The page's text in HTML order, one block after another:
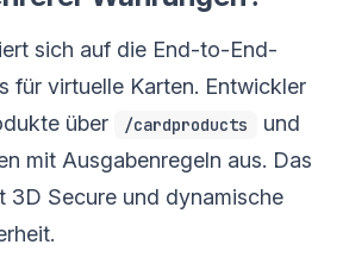
sich auf die End-to-End-
für virtuelle Karten. Entwickler
über
/cardproducts
und
mit Ausgabenregeln aus. Das
3D Secure und dynamische